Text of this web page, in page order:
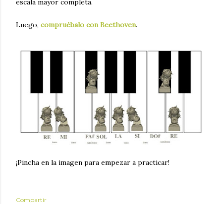
escala mayor completa.
Luego, compruébalo con Beethoven.
¡Pincha en la imagen para empezar a practicar!
Compartir